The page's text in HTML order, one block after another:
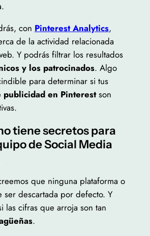
con Pinterest Analytics,
de la actividad relacionada
Y podrás filtrar los resultados
y los patrocinados. Algo
para determinar si tus
publicidad en Pinterestson
tiene secretos para
de Social Media
que ninguna plataforma o
ser descartada por defecto. Y
las cifras que arroja son tan
.